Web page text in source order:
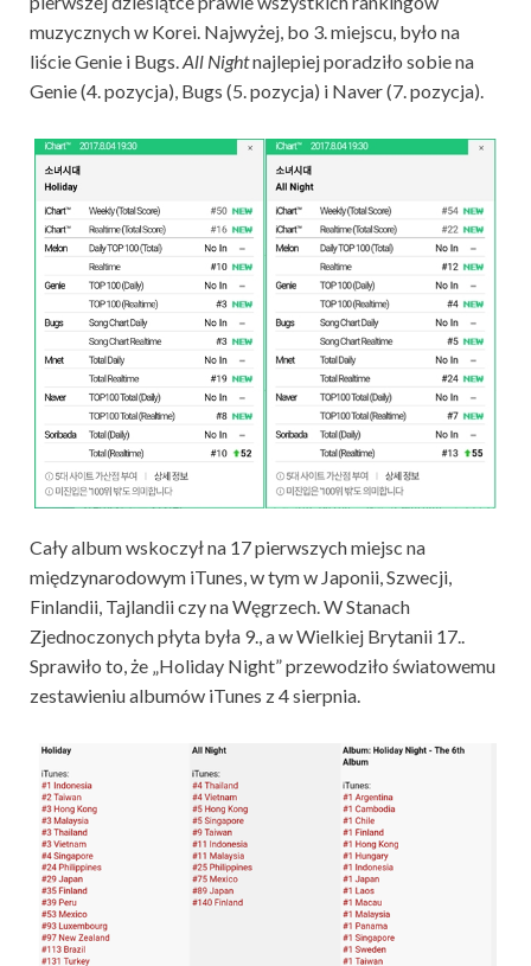
muzycznych w Korei. Najwyżej, bo 3. miejscu, było na
liście Genie i Bugs.All Nightnajlepiej poradziło sobie na
Genie (4. pozycja), Bugs (5. pozycja) i Naver (7. pozycja).
Cały album wskoczył na 17 pierwszych miejsc na
międzynarodowym iTunes, w tym w Japonii, Szwecji,
Finlandii, Tajlandii czy na Węgrzech. W Stanach
Zjednoczonych płyta była 9., a w Wielkiej Brytanii 17..
Sprawiło to, że „Holiday Night” przewodziło światowemu
zestawieniu albumów iTunes z 4 sierpnia.